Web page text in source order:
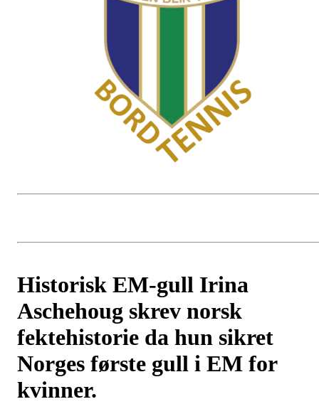
Historisk EM-gull Irina
Aschehoug skrev norsk
fektehistorie da hun sikret
Norges første gull i EM for
kvinner.